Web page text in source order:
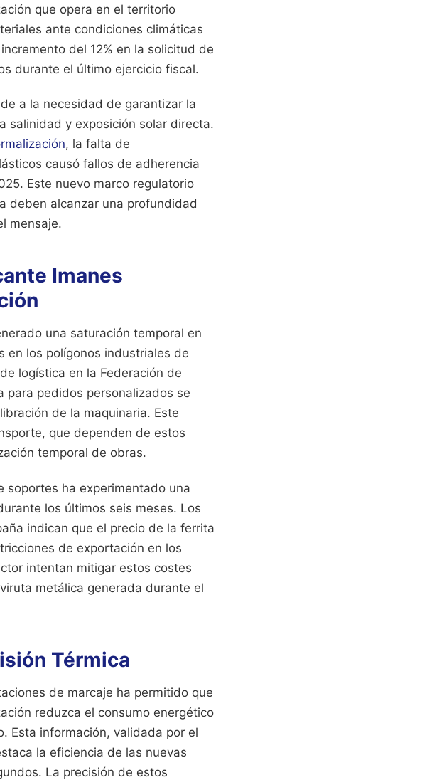
que opera en el territorio
ante condiciones climáticas
del 12% en la solicitud de
durante el último ejercicio fiscal.
a la necesidad de garantizar la
salinidad y exposición solar directa.
, la falta de
causó fallos de adherencia
Este nuevo marco regulatorio
deben alcanzar una profundidad
mensaje.
Imanes
una saturación temporal en
en los polígonos industriales de
logística en la Federación de
para pedidos personalizados se
de la maquinaria. Este
que dependen de estos
temporal de obras.
soportes ha experimentado una
los últimos seis meses. Los
indican que el precio de la ferrita
de exportación en los
intentan mitigar estos costes
metálica generada durante el
Térmica
de marcaje ha permitido que
reduzca el consumo energético
Esta información, validada por el
la eficiencia de las nuevas
La precisión de estos